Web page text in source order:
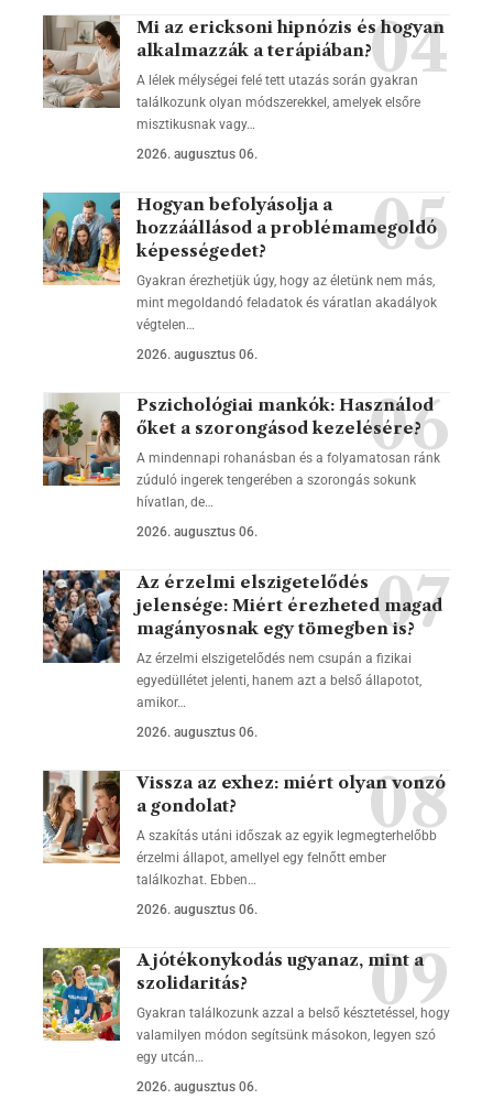
Mi az ericksoni hipnózis és hogyan
alkalmazzák a terápiában?
A lélek mélységei felé tett utazás során gyakran
találkozunk olyan módszerekkel, amelyek elsőre
misztikusnak vagy…
2026. augusztus 06.
Hogyan befolyásolja a
hozzáállásod a problémamegoldó
képességedet?
Gyakran érezhetjük úgy, hogy az életünk nem más,
mint megoldandó feladatok és váratlan akadályok
végtelen…
2026. augusztus 06.
Pszichológiai mankók: Használod
őket a szorongásod kezelésére?
A mindennapi rohanásban és a folyamatosan ránk
zúduló ingerek tengerében a szorongás sokunk
hívatlan, de…
2026. augusztus 06.
Az érzelmi elszigetelődés
jelensége: Miért érezheted magad
magányosnak egy tömegben is?
Az érzelmi elszigetelődés nem csupán a fizikai
egyedüllétet jelenti, hanem azt a belső állapotot,
amikor…
2026. augusztus 06.
Vissza az exhez: miért olyan vonzó
a gondolat?
A szakítás utáni időszak az egyik legmegterhelőbb
érzelmi állapot, amellyel egy felnőtt ember
találkozhat. Ebben…
2026. augusztus 06.
A jótékonykodás ugyanaz, mint a
szolidaritás?
Gyakran találkozunk azzal a belső késztetéssel, hogy
valamilyen módon segítsünk másokon, legyen szó
egy utcán…
2026. augusztus 06.